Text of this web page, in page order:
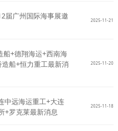
届广州国际海事展邀
2025-11-21
+德翔海运+西南海
船+恒力重工最新消
2025-11-20
中远海运重工+大连
+罗克莱最新消息
2025-11-18